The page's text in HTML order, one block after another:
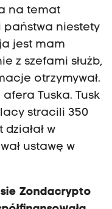
na temat
państwa niestety
jest mam
z szefami służb,
otrzymywał.
Tuska. Tusk
stracili 350
w
ustawę w
Zondacrypto